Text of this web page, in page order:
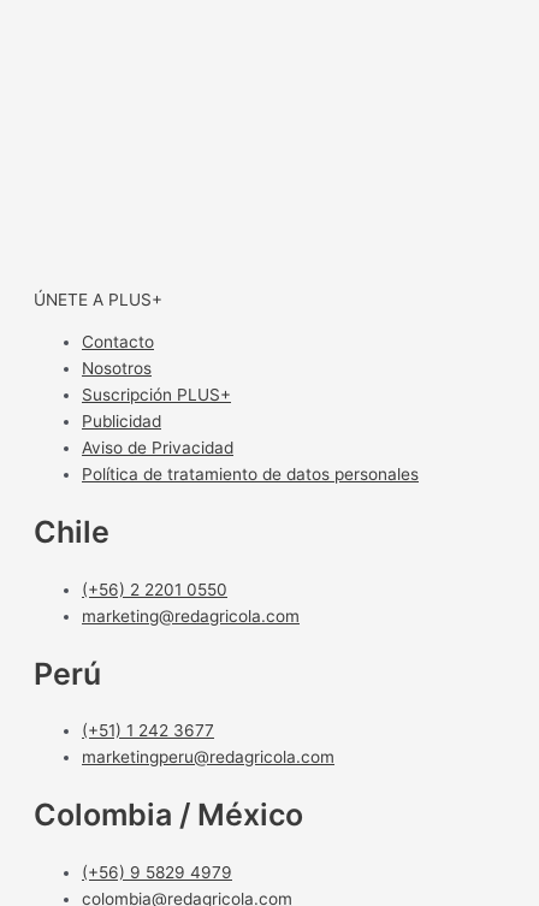
ÚNETE A PLUS+
Contacto
Nosotros
Suscripción PLUS+
Publicidad
Aviso de Privacidad
Política de tratamiento de datos personales
Chile
(+56) 2 2201 0550
marketing@redagricola.com
Perú
(+51) 1 242 3677
marketingperu@redagricola.com
Colombia / México
(+56) 9 5829 4979
colombia@redagricola.com